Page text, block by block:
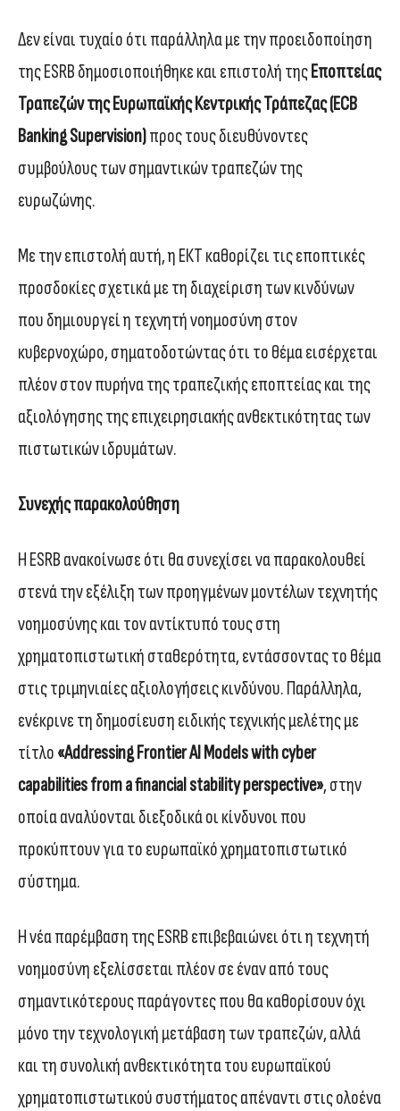
Δεν είναι τυχαίο ότι παράλληλα με την προειδοποίηση
της ESRB δημοσιοποιήθηκε και επιστολή τηςΕποπτείας
Τραπεζών της Ευρωπαϊκής Κεντρικής Τράπεζας (ECB
Banking Supervision)προς τους διευθύνοντες
συμβούλους των σημαντικών τραπεζών της
ευρωζώνης.
Με την επιστολή αυτή, η ΕΚΤ καθορίζει τις εποπτικές
προσδοκίες σχετικά με τη διαχείριση των κινδύνων
που δημιουργεί η τεχνητή νοημοσύνη στον
κυβερνοχώρο, σηματοδοτώντας ότι το θέμα εισέρχεται
πλέον στον πυρήνα της τραπεζικής εποπτείας και της
αξιολόγησης της επιχειρησιακής ανθεκτικότητας των
πιστωτικών ιδρυμάτων.
Συνεχής παρακολούθηση
Η ESRB ανακοίνωσε ότι θα συνεχίσει να παρακολουθεί
στενά την εξέλιξη των προηγμένων μοντέλων τεχνητής
νοημοσύνης και τον αντίκτυπό τους στη
χρηματοπιστωτική σταθερότητα, εντάσσοντας το θέμα
στις τριμηνιαίες αξιολογήσεις κινδύνου. Παράλληλα,
ενέκρινε τη δημοσίευση ειδικής τεχνικής μελέτης με
τίτλο «Addressing Frontier AI Models with cyber
capabilities from a financial stability perspective», στην
οποία αναλύονται διεξοδικά οι κίνδυνοι που
προκύπτουν για το ευρωπαϊκό χρηματοπιστωτικό
σύστημα.
Η νέα παρέμβαση της ESRB επιβεβαιώνει ότι η τεχνητή
νοημοσύνη εξελίσσεται πλέον σε έναν από τους
σημαντικότερους παράγοντες που θα καθορίσουν όχι
μόνο την τεχνολογική μετάβαση των τραπεζών, αλλά
και τη συνολική ανθεκτικότητα του ευρωπαϊκού
χρηματοπιστωτικού συστήματος απέναντι στις ολοένα